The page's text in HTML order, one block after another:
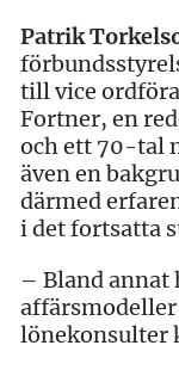
Patrik
till vice
Fortner, en
och ett 70-tal
även en
därmed
i det fortsatta
– Bland annat
lönekonsulter